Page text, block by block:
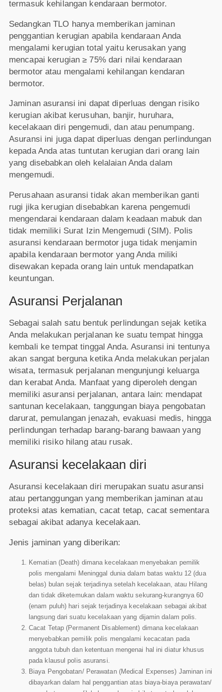
termasuk kehilangan kendaraan bermotor.
Sedangkan TLO hanya memberikan jaminan
penggantian kerugian apabila kendaraan Anda
mengalami kerugian total yaitu kerusakan yang
mencapai kerugian ≥ 75% dari nilai kendaraan
bermotor atau mengalami kehilangan kendaran
bermotor.
Jaminan asuransi ini dapat diperluas dengan risiko
kerugian akibat kerusuhan, banjir, huruhara,
kecelakaan diri pengemudi, dan atau penumpang.
Asuransi ini juga dapat diperluas dengan perlindungan
kepada Anda atas tuntutan kerugian dari orang lain
yang disebabkan oleh kelalaian Anda dalam
mengemudi.
Perusahaan asuransi tidak akan memberikan ganti
rugi jika kerugian disebabkan karena pengemudi
mengendarai kendaraan dalam keadaan mabuk dan
tidak memiliki Surat Izin Mengemudi (SIM). Polis
asuransi kendaraan bermotor juga tidak menjamin
apabila kendaraan bermotor yang Anda miliki
disewakan kepada orang lain untuk mendapatkan
keuntungan.
Asuransi Perjalanan
Sebagai salah satu bentuk perlindungan sejak ketika
Anda melakukan perjalanan ke suatu tempat hingga
kembali ke tempat tinggal Anda. Asuransi ini tentunya
akan sangat berguna ketika Anda melakukan perjalan
wisata, termasuk perjalanan mengunjungi keluarga
dan kerabat Anda. Manfaat yang diperoleh dengan
memiliki asuransi perjalanan, antara lain: mendapat
santunan kecelakaan, tanggungan biaya pengobatan
darurat, pemulangan jenazah, evakuasi medis, hingga
perlindungan terhadap barang-barang bawaan yang
memiliki risiko hilang atau rusak.
Asuransi kecelakaan diri
Asuransi kecelakaan diri merupakan suatu asuransi
atau pertanggungan yang memberikan jaminan atau
proteksi atas kematian, cacat tetap, cacat sementara
sebagai akibat adanya kecelakaan.
Jenis jaminan yang diberikan:
Kematian (Death) dimana kecelakaan menyebakan pemilik
polis mengalami Meninggal dunia dalam batas waktu 12 (dua
belas) bulan sejak terjadinya setelah kecelakaan, atau Hilang
dan tidak diketemukan dalam waktu sekurang-kurangnya 60
(enam puluh) hari sejak terjadinya kecelakaan sebagai akibat
langsung dari suatu kecelakaan yang dijamin dalam polis.
Cacat Tetap (Permanent Disablement) dimana kecelakaan
menyebabkan pemilik polis mengalami kecacatan pada
anggota tubuh dan ketentuan mengenai hal ini diatur khusus
pada klausul polis asuransi.
Biaya Pengobatan/ Perawatan (Medical Expenses) Jaminan ini
dibayarkan dalam hal penggantian atas biaya-biaya perawatan/